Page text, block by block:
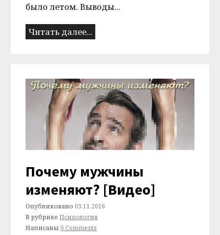
было летом. Выводы...
Читать далее...
Почему мужчины
изменяют? [Видео]
Опубликовано 03.11.2016
В рубрикеПсихология
Написаны 0 Comments